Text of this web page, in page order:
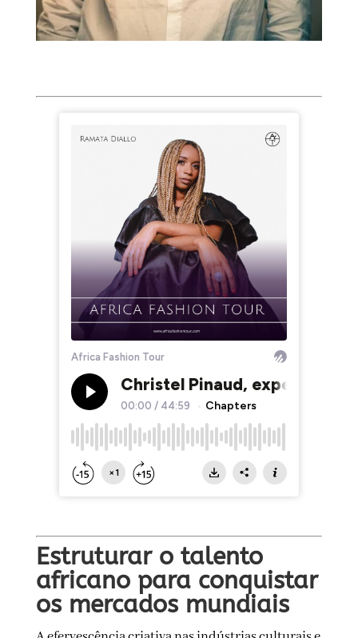
Estruturar o talento
africano para conquistar
os mercados mundiais